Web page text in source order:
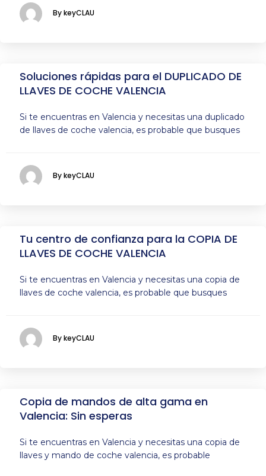
By keyCLAU
Soluciones rápidas para el DUPLICADO DE
LLAVES DE COCHE VALENCIA
Si te encuentras en Valencia y necesitas una duplicado
de llaves de coche valencia, es probable que busques
By keyCLAU
Tu centro de confianza para la COPIA DE
LLAVES DE COCHE VALENCIA
Si te encuentras en Valencia y necesitas una copia de
llaves de coche valencia, es probable que busques
By keyCLAU
Copia de mandos de alta gama en
Valencia: Sin esperas
Si te encuentras en Valencia y necesitas una copia de
llaves y mando de coche valencia, es probable